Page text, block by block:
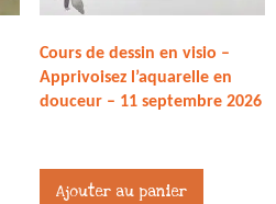
Cours de dessin en visio –
Apprivoisez l’aquarelle en
douceur – 11 septembre 2026
Ajouter au panier